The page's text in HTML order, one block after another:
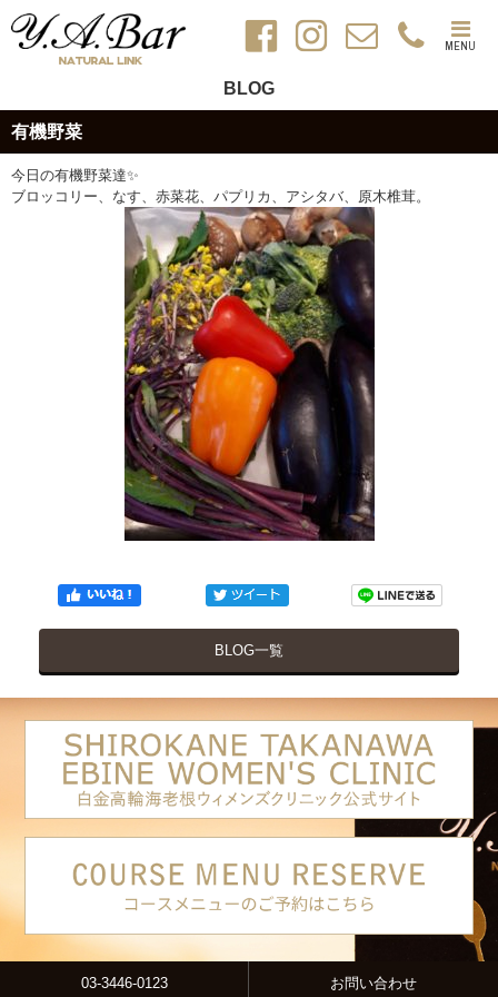
MENU
BLOG
有機野菜
今日の有機野菜達✨
ブロッコリー、なす、赤菜花、パプリカ、アシタバ、原木椎茸。
BLOG一覧
03-3446-0123 お問い合わせ